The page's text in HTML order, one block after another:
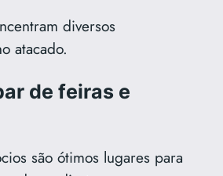
diversos
atacado.
de feiras e
são ótimos lugares para